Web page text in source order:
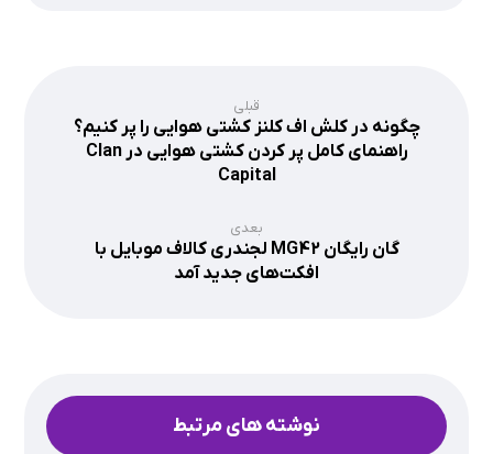
قبلی
چگونه در کلش اف کلنز کشتی هوایی را پر کنیم؟
راهنمای کامل پر کردن کشتی هوایی در Clan
Capital
بعدی
گان رایگان MG42 لجندری کالاف موبایل با
افکت‌های جدید آمد
نوشته های مرتبط